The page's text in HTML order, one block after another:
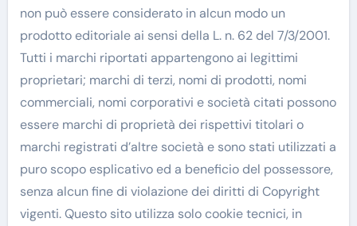
non può essere considerato in alcun modo un
prodotto editoriale ai sensi della L. n. 62 del 7/3/2001.
Tutti i marchi riportati appartengono ai legittimi
proprietari; marchi di terzi, nomi di prodotti, nomi
commerciali, nomi corporativi e società citati possono
essere marchi di proprietà dei rispettivi titolari o
marchi registrati d’altre società e sono stati utilizzati a
puro scopo esplicativo ed a beneficio del possessore,
senza alcun fine di violazione dei diritti di Copyright
vigenti. Questo sito utilizza solo cookie tecnici, in